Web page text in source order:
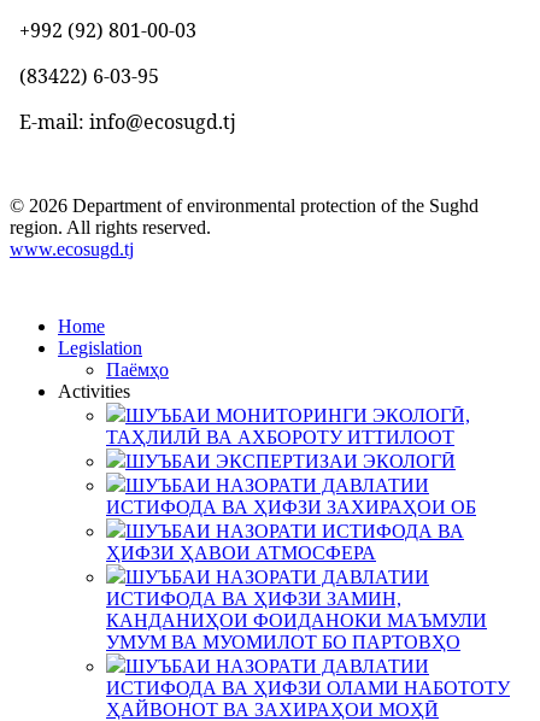
+992 (92) 801-00-03
(83422) 6-03-95
E-mail: info@ecosugd.tj
© 2026 Department of environmental protection of the Sughd
region. All rights reserved.
www.ecosugd.tj
Home
Legislation
Паёмҳо
Activities
ШУЪБАИ МОНИТОРИНГИ ЭКОЛОГӢ,
ТАҲЛИЛӢ ВА АХБОРОТУ ИТТИЛООТ
ШУЪБАИ ЭКСПЕРТИЗАИ ЭКОЛОГӢ
ШУЪБАИ НАЗОРАТИ ДАВЛАТИИ
ИСТИФОДА ВА ҲИФЗИ ЗАХИРАҲОИ ОБ
ШУЪБАИ НАЗОРАТИ ИСТИФОДА ВА
ҲИФЗИ ҲАВОИ АТМОСФЕРА
ШУЪБАИ НАЗОРАТИ ДАВЛАТИИ
ИСТИФОДА ВА ҲИФЗИ ЗАМИН,
КАНДАНИҲОИ ФОИДАНОКИ МАЪМУЛИ
УМУМ ВА МУОМИЛОТ БО ПАРТОВҲО
ШУЪБАИ НАЗОРАТИ ДАВЛАТИИ
ИСТИФОДА ВА ҲИФЗИ ОЛАМИ НАБОТОТУ
ҲАЙВОНОТ ВА ЗАХИРАҲОИ МОҲӢ